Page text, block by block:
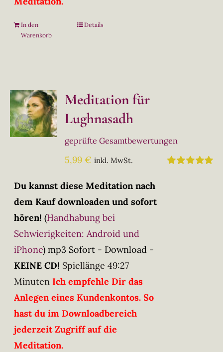
In den
Warenkorb
Details
Meditation für
Lughnasadh
geprüfte Gesamtbewertungen
5,99€ inkl. MwSt.
Du kannst diese Meditation nach
dem Kauf downloaden und sofort
hören! (Handhabung bei
Schwierigkeiten: Android und
iPhone) mp3 Sofort - Download -
KEINE CD! Spiellänge 49:27
Minuten Ich empfehle Dir das
Anlegen eines Kundenkontos. So
hast du im Downloadbereich
jederzeit Zugriff auf die
Meditation.